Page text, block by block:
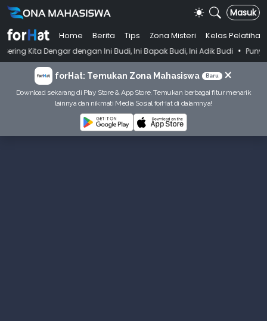
Masuk
Home Berita Tips Zona Misteri
Kelas Pelatihan
dengan Ini Budi, Ini Bapak Budi, Ini Adik Budi • Punya Tujuan
forHat: Temukan Zona Mahasiswa Baru ×
Download sekarang di Play Store & App Store. Temukan berbagai fitur menarik
lainnya dan nikmati Media Sosial forHat di dalamnya!